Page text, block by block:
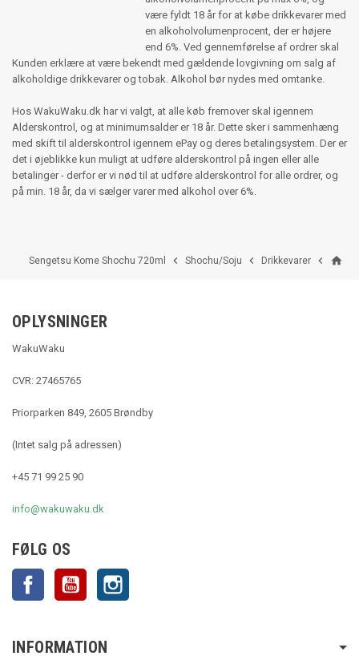
være fyldt 18 år for at købe drikkevarer med
en alkoholvolumenprocent, der er højere
end 6%. Ved gennemførelse af ordrer skal
Kunden erklære at være bekendt med gældende lovgivning om salg af
alkoholdige drikkevarer og tobak. Alkohol bør nydes med omtanke.
Hos WakuWaku.dk har vi valgt, at alle køb fremover skal igennem
Alderskontrol, og at minimumsalder er 18 år. Dette sker i sammenhæng
med skift til alderskontrol igennem ePay og deres betalingsystem. Der er
det i øjeblikke kun muligt at udføre alderskontrol på ingen eller alle
betalinger - derfor er vi nød til at udføre alderskontrol for alle ordrer, og
på min. 18 år, da vi sælger varer med alkohol over 6%.
home

Drikkevarer

Shochu/Soju

Sengetsu Kome Shochu 720ml
OPLYSNINGER
WakuWaku
CVR: 27465765
Priorparken 849, 2605 Brøndby
(Intet salg på adressen)
+45 71 99 25 90
info@wakuwaku.dk
FØLG OS
Facebook YouTube
INFORMATION